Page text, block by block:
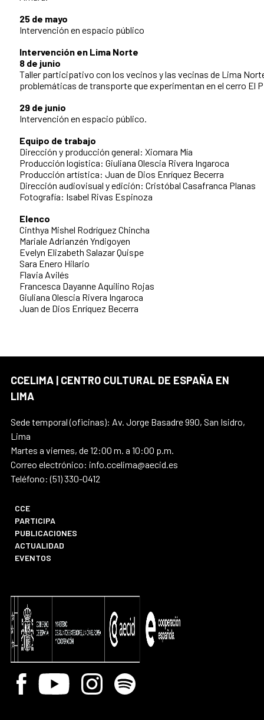
25 de mayo
Intervención en espacio público
Intervención en Lima Norte
8 de junio
Taller participativo con los vecinos y las vecinas de Lima
problemáticas de transporte que experimentan en el cerro El
29 de junio
Intervención en espacio público.
Equipo de trabajo
Dirección y producción general: Xiomara Mía
Producción logística: Giuliana Olescia Rivera Ingaroca
Producción artística: Juan de Dios Enríquez Becerra
Dirección audiovisual y edición: Cristóbal Casafranca Planas
Fotografía: Isabel Rivas Espinoza
Elenco
Cinthya Mishel Rodríguez Chincha
Mariale Adrianzén Yndigoyen
Evelyn Elizabeth Salazar Quispe
Sara Enero Hilario
Flavia Avilés
Francesca Dayanne Aquilino Rojas
Giuliana Olescia Rivera Ingaroca
Juan de Dios Enríquez Becerra
CCELIMA | CENTRO CULTURAL DE ESPAÑA EN
LIMA
Sede temporal (oficinas): Av. Jorge Basadre 990, San Isidro,
Lima
Martes a viernes, de 12:00 m. a 10:00 p.m.
Correo electrónico: info.ccelima@aecid.es
Teléfono: (51) 330-0412
CCE
PARTICIPA
PUBLICACIONES
ACTUALIDAD
EVENTOS
Facebook
Youtube InstagramSpotify